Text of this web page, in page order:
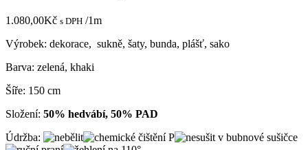
1.080,00Kč s DPH /1m
Výrobek: dekorace, sukně, šaty, bunda, plášť, sako
Barva: zelená, khaki
Šíře: 150 cm
Složení: 50% hedvábí, 50% PAD
Údržba: